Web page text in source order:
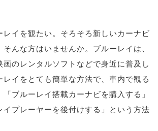
レイを観たい。そろそろ新しいカーナビ
んな方はいませんか。ブルーレイは、
画のレンタルソフトなどで身近に普及し
イをとても簡単な方法で、車内で観る
ブルーレイ搭載カーナビを購入する」
イプレーヤーを後付けする」という方法